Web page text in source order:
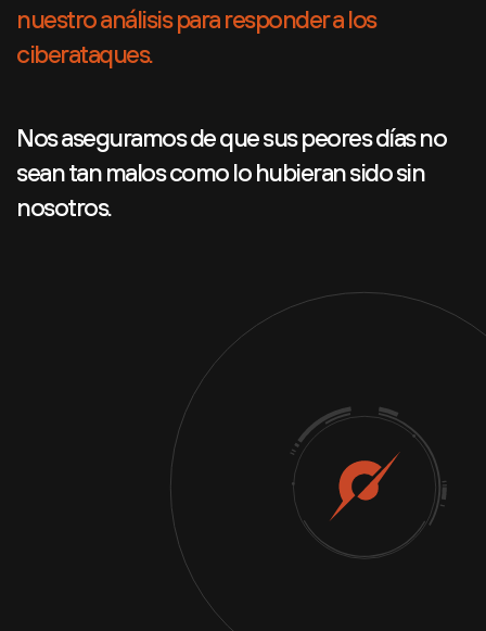
nuestro análisis para responder a los
ciberataques.
Nos aseguramos de que sus peores días no
sean tan malos como lo hubieran sido sin
nosotros.